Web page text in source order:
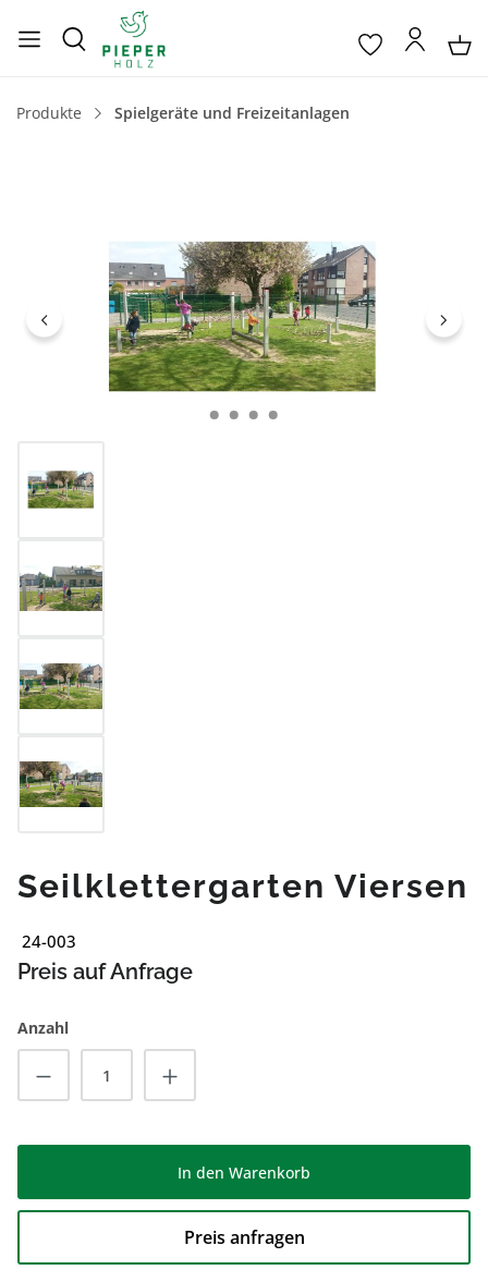
Produkte Spielgeräte und Freizeitanlagen
Seilklettergarten Viersen
24-003
Preis auf Anfrage
Anzahl
Produkt Anzahl: Gib den gewünschten
In den Warenkorb
Preis anfragen